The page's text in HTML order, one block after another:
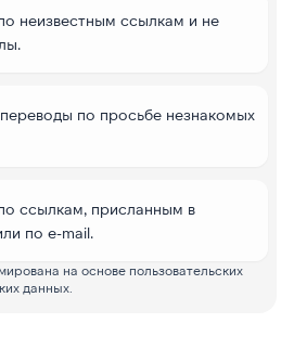
неизвестным ссылкам и не
по просьбе незнакомых
ссылкам, присланным в
по e-mail.
на основе пользовательских
данных.